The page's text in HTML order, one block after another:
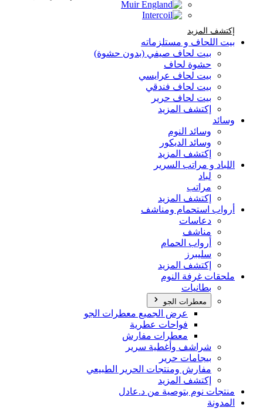
إكتشف المزيد
بيت اللحاف و مستلزماته
بيت لحاف صيفي (بدون حشوة)
حشوة لحاف
بيت لحاف عرايسي
بيت لحاف فندقي
بيت لحاف حرير
إكتشف المزيد
وسائد
وسائد النوم
وسائد الديكور
إكتشف المزيد
اللباد و مراتب السرير
لباد
مراتب
إكتشف المزيد
أرواب استحمام ومناشف
دعاسات
مناشف
أرواب الحمام
سليبرز
إكتشف المزيد
ملحقات غرفة النوم
بطانيات
معطرات الجو
عرض الجميع معطرات الجو
فواحات عطرية
معطرات مفارش
شراشف وأغطية سرير
بيجامات حرير
مفارش ومنتجات الحرير الطبيعي
إكتشف المزيد
منتجات نوم بتوصية من د.عادل
المدونة